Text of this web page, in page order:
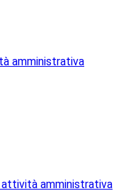
amministrativa
amministrativa